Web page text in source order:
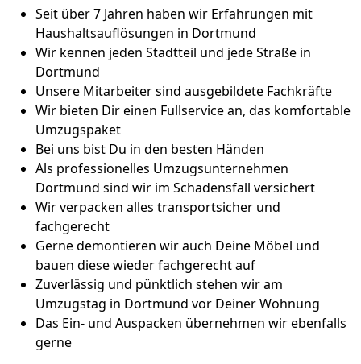
Seit über 7 Jahren haben wir Erfahrungen mit
Haushaltsauflösungen in Dortmund
Wir kennen jeden Stadtteil und jede Straße in
Dortmund
Unsere Mitarbeiter sind ausgebildete Fachkräfte
Wir bieten Dir einen Fullservice an, das komfortable
Umzugspaket
Bei uns bist Du in den besten Händen
Als professionelles Umzugsunternehmen
Dortmund sind wir im Schadensfall versichert
Wir verpacken alles transportsicher und
fachgerecht
Gerne demontieren wir auch Deine Möbel und
bauen diese wieder fachgerecht auf
Zuverlässig und pünktlich stehen wir am
Umzugstag in Dortmund vor Deiner Wohnung
Das Ein- und Auspacken übernehmen wir ebenfalls
gerne